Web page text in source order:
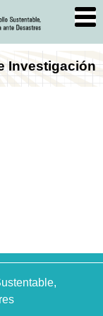
Investigación